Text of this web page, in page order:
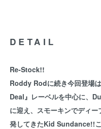
DETAIL
Re-Stock!!
Roddy Rodに続き今回登場
Deal』レーベルを中心に、
に迎え、スモーキンでディ
発してきたKid Sundance!!